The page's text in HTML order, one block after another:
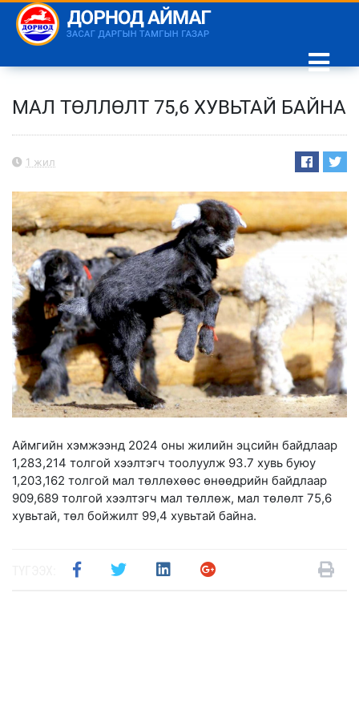
МАЛ ТӨЛЛӨЛТ 75,6 ХУВЬТАЙ БАЙНА
1 жил
Аймгийн хэмжээнд 2024 оны жилийн эцсийн байдлаар
1,283,214 толгой хээлтэгч тоолуулж 93.7 хувь буюу
1,203,162 толгой мал төллөхөөс өнөөдрийн байдлаар
909,689 толгой хээлтэгч мал төллөж, мал төлөлт 75,6
хувьтай, төл бойжилт 99,4 хувьтай байна.